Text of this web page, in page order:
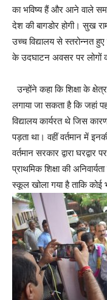
का भविष्य हैं और आने वाले समय
देश की बागडोर होगी। सुख
उच्च विद्यालय से स्तरोन्नत
के उदघाटन अवसर पर लोगों
उन्होंने कहा कि शिक्षा के
लगाया जा सकता है कि जहां
विद्यालय कार्यरत थे जिस
पड़ता था। वहीं वर्तमान में
वर्तमान सरकार द्वारा घरद्वार
प्राथमिक शिक्षा की
स्कूल खोला गया है ताकि कोई